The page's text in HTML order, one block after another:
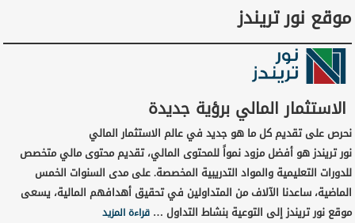
موقع نور تريندز
الاستثمار المالي برؤية جديدة
نحرص على تقديم كل ما هو جديد في عالم الاستثمار المالي
نور تريندز هو أفضل مزود نمواً للمحتوى المالي، تقديم محتوى مالي متخصص
للدورات التعليمية والمواد التدريبية المخصصة. على مدى السنوات الخمس
الماضية، ساعدنا الآلاف من المتداولين في تحقيق أهدافهم المالية، يسعى
موقع نور تريندز إلى التوعية بنشاط التداول …قراءة المزيد